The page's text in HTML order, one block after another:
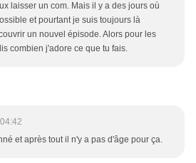
laisser un com. Mais il y a des jours où
et pourtant je suis toujours là
un nouvel épisode. Alors pour les
combien j'adore ce que tu fais.
et après tout il n'y a pas d'âge pour ça.